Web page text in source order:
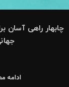
چابهار راهی آسان
ادامه